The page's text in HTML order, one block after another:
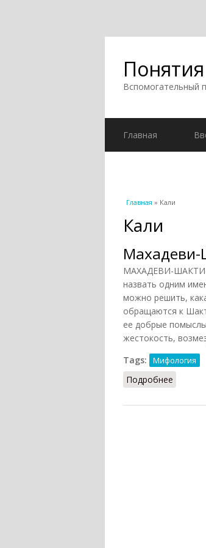
Вспомогательный
Главная
Вы здесь
Главная » Кали
Кали
Махадеви-
МАХАДЕВИ-ШАКТИ-
назвать одним
можно решить,
обращаются к
ее добрые
жестокость,
Tags:
Мифология
Подробнее